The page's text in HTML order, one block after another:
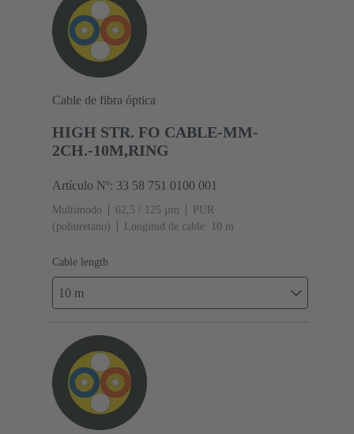
Cable de fibra óptica
HIGH STR. FO CABLE-MM-
2CH.-10M,RING
Artículo Nº: 33 58 751 0100 001
Multimodo 62,5 / 125 µm
PUR
(poliuretano)
Longitud de cable: 10 m
Cable length
10 m